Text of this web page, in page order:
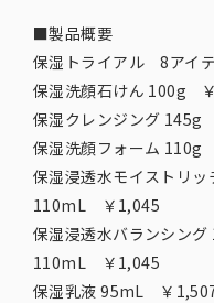
■製品概要
保湿トライアル 8アイ
保湿洗顔石けん 100g
保湿クレンジング
保湿洗顔フォーム
保湿浸透水モイストリ
110mL ￥1,045
保湿浸透水バランシン
110mL ￥1,045
保湿乳液 95mL ￥